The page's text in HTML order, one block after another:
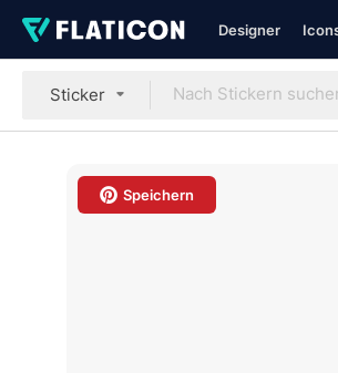
Designer
Sticker
Speichern